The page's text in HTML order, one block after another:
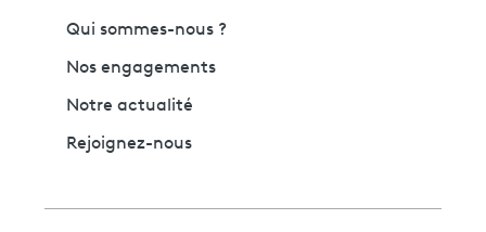
Qui sommes-nous ?
Nos engagements
Notre actualité
Rejoignez-nous